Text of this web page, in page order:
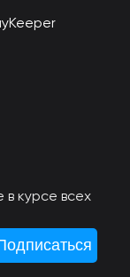
курсе всех